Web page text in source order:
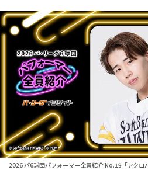
HOME
動画
日程・結果
順位表･成績
1軍公式戦
ファーム東地区
選手名鑑
選手名鑑トップ
ニュース
2026 パ6球団パフォーマー全員紹介 No.19「アク